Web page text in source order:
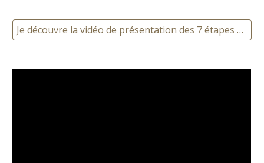
Je découvre la vidéo de présentation des 7 étapes du renouveau sentimental